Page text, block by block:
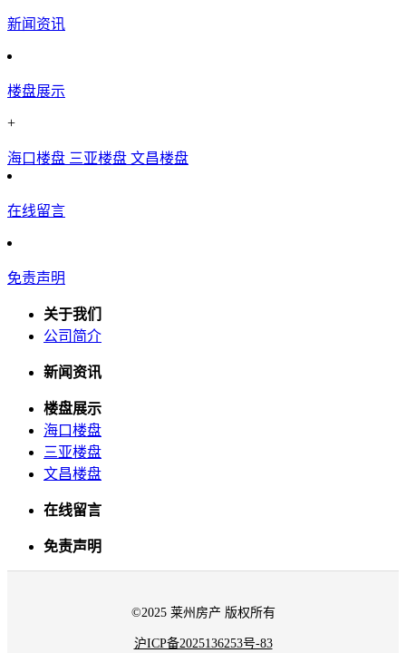
新闻资讯
楼盘展示
+
海口楼盘 三亚楼盘 文昌楼盘
在线留言
免责声明
关于我们
公司简介
新闻资讯
楼盘展示
海口楼盘
三亚楼盘
文昌楼盘
在线留言
免责声明
©2025 莱州房产 版权所有
沪ICP备2025136253号-83